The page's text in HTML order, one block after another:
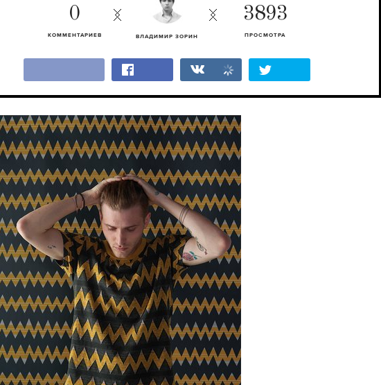
ВЛАДИМИР ЗОРИН
3893
ПРОСМОТРА
0
КОММЕНТАРИЕВ